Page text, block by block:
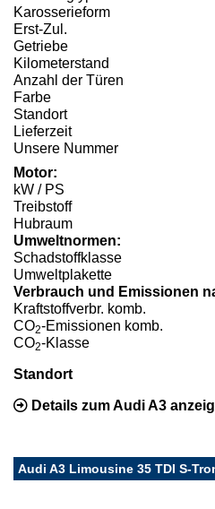
Karosserieform
Erst-Zul.
Getriebe
Kilometerstand
Anzahl der Türen
Farbe
Standort
Lieferzeit
Unsere Nummer
Motor:
kW / PS
Treibstoff
Hubraum
Umweltnormen:
Schadstoffklasse
Umweltplakette
Verbrauch und Emissionen
Kraftstoffverbr. komb.
CO2-Emissionen komb.
CO2-Klasse
Standort
Details zum Audi A3
Audi A3 Limousine 35 TDI S-